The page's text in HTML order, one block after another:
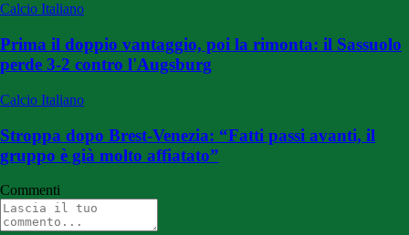
Calcio Italiano
Prima il doppio vantaggio, poi la rimonta: il Sassuolo
perde 3-2 contro l'Augsburg
Calcio Italiano
Stroppa dopo Brest-Venezia: “Fatti passi avanti, il
gruppo è già molto affiatato”
Commenti